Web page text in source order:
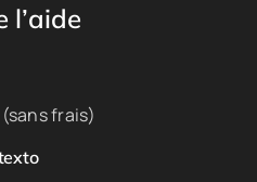
l’aide
(sans frais)